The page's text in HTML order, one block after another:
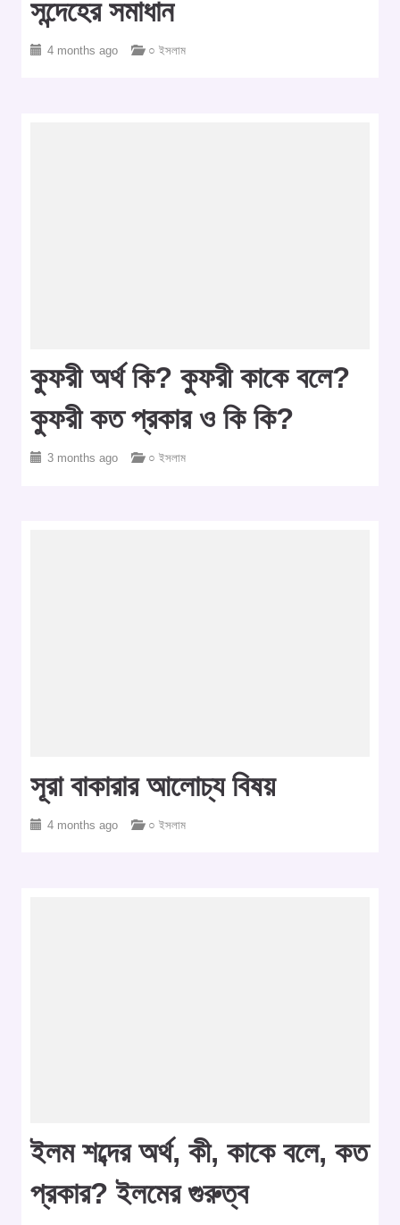
সন্দেহের সমাধান
4 months ago ○ ইসলাম
কুফরী অর্থ কি? কুফরী কাকে বলে?
কুফরী কত প্রকার ও কি কি?
3 months ago ○ ইসলাম
সূরা বাকারার আলোচ্য বিষয়
4 months ago ○ ইসলাম
ইলম শব্দের অর্থ, কী, কাকে বলে, কত
প্রকার? ইলমের গুরুত্ব